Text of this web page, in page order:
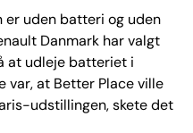
er uden batteri og uden
Danmark har valgt
at udleje batteriet i
var, at Better Place ville
udstillingen, skete det